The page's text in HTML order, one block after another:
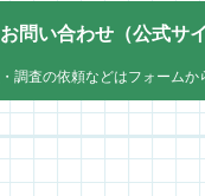
お問い合わせ（公式サ
調査の依頼などはフォームか